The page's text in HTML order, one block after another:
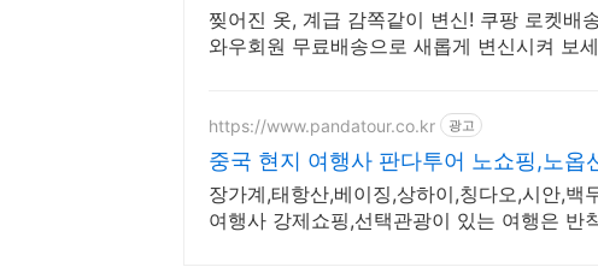
찢어진 옷, 계급 감쪽같이 변신! 쿠팡 로켓배
와우회원 무료배송으로 새롭게 변신시켜 보
https://www.pandatour.co.kr 광고
중국 현지 여행사 판다투어 노쇼핑,노옵
장가계,태항산,베이징,상하이,칭다오,시안,백
여행사 강제쇼핑,선택관광이 있는 여행은 반